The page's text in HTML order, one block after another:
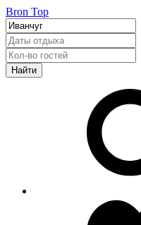
Bron Top
Найти